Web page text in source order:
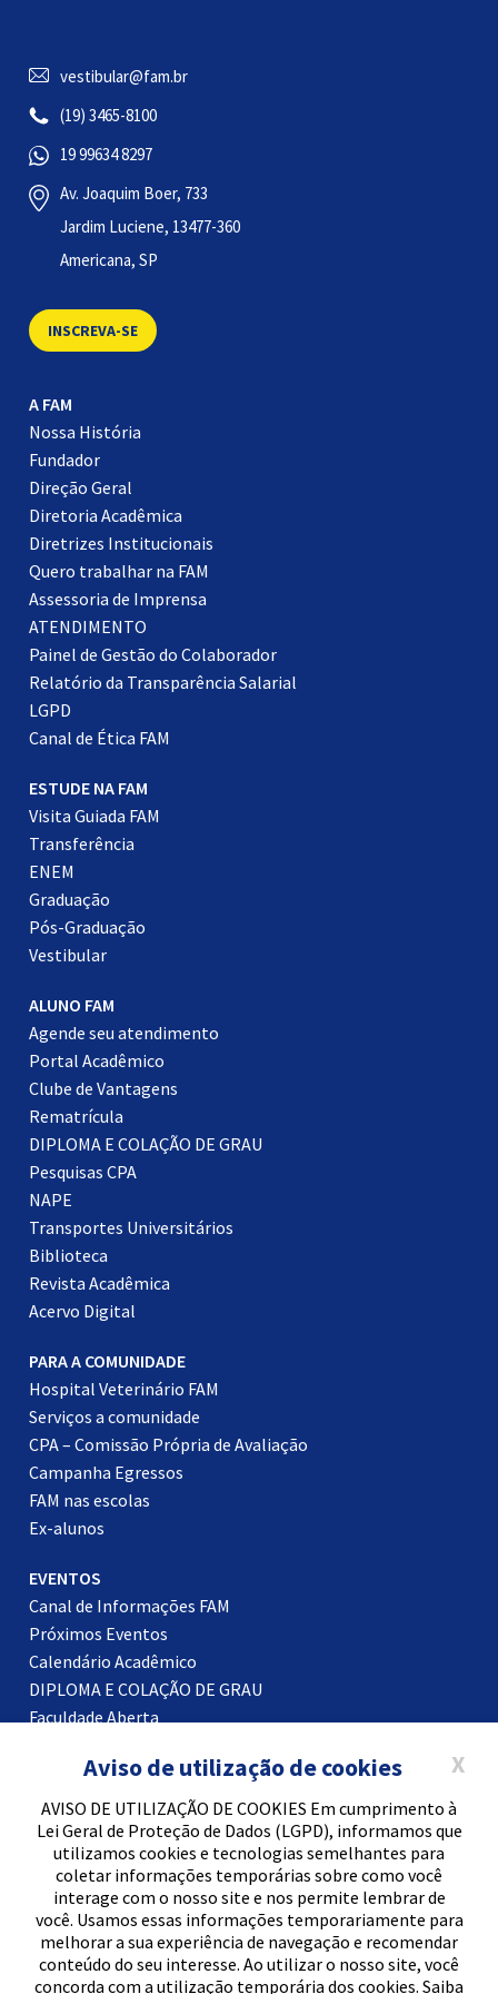
vestibular@fam.br
(19) 3465-8100
19 99634 8297
Av. Joaquim Boer, 733
Jardim Luciene, 13477-360
Americana, SP
INSCREVA-SE
A FAM
Nossa História
Fundador
Direção Geral
Diretoria Acadêmica
Diretrizes Institucionais
Quero trabalhar na FAM
Assessoria de Imprensa
ATENDIMENTO
Painel de Gestão do Colaborador
Relatório da Transparência Salarial
LGPD
Canal de Ética FAM
ESTUDE NA FAM
Visita Guiada FAM
Transferência
ENEM
Graduação
Pós-Graduação
Vestibular
ALUNO FAM
Agende seu atendimento
Portal Acadêmico
Clube de Vantagens
Rematrícula
DIPLOMA E COLAÇÃO DE GRAU
Pesquisas CPA
NAPE
Transportes Universitários
Biblioteca
Revista Acadêmica
Acervo Digital
PARA A COMUNIDADE
Hospital Veterinário FAM
Serviços a comunidade
CPA – Comissão Própria de Avaliação
Campanha Egressos
FAM nas escolas
Ex-alunos
EVENTOS
Canal de Informações FAM
Próximos Eventos
Calendário Acadêmico
DIPLOMA E COLAÇÃO DE GRAU
Faculdade Aberta
2022 © CNPJ - 96.509.583/0001-50 - FAM - Faculdade
de Americana. Todos os direitos reservados.
Política de Privacidade
Aviso de utilização de cookies X
AVISO DE UTILIZAÇÃO DE COOKIES Em cumprimento à
Lei Geral de Proteção de Dados (LGPD), informamos que
utilizamos cookies e tecnologias semelhantes para
coletar informações temporárias sobre como você
interage com o nosso site e nos permite lembrar de
você. Usamos essas informações temporariamente para
melhorar a sua experiência de navegação e recomendar
conteúdo do seu interesse. Ao utilizar o nosso site, você
concorda com a utilização temporária dos cookies. Saiba